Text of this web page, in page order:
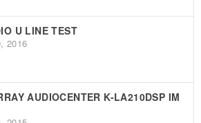
U LINE TEST
2016
AUDIOCENTER K-LA210DSP IM